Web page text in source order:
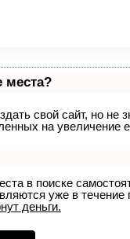
места?
свой сайт, но не
на увеличение
в поиске
уже в
деньги.